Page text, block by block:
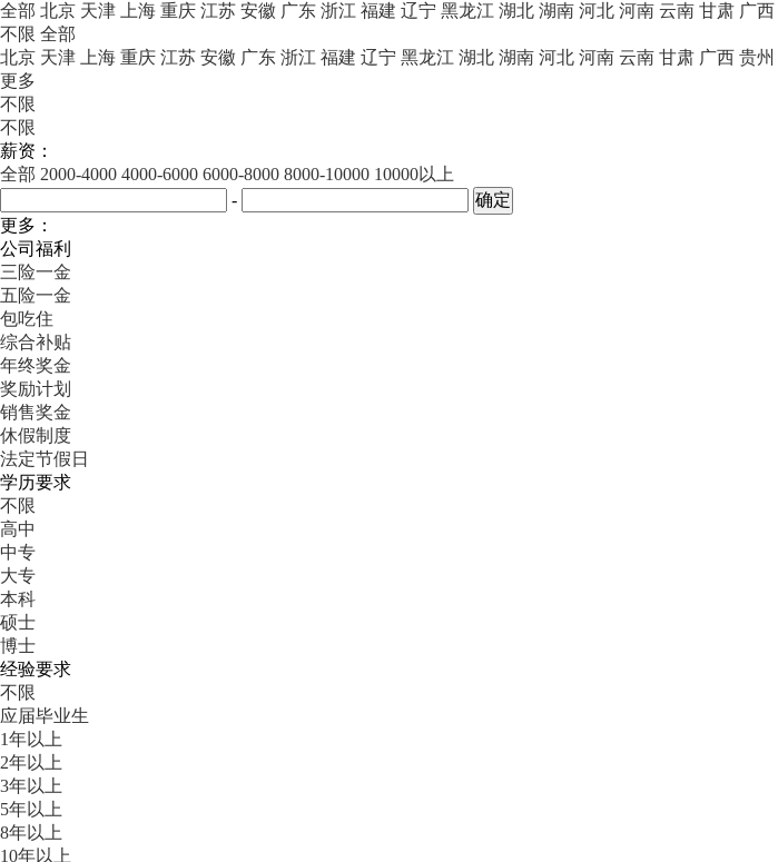
全部 北京 天津 上海 重庆 江苏 安徽 广东 浙江 福建 辽宁 黑龙江 湖北 湖南 河北 河南 云南 甘肃 广西
不限 全部
北京 天津 上海 重庆 江苏 安徽 广东 浙江 福建 辽宁 黑龙江 湖北 湖南 河北 河南 云南 甘肃 广西 贵州
更多
不限
不限
薪资：
全部 2000-4000 4000-6000 6000-8000 8000-10000 10000以上
-
更多：
公司福利
三险一金
五险一金
包吃住
综合补贴
年终奖金
奖励计划
销售奖金
休假制度
法定节假日
学历要求
不限
高中
中专
大专
本科
硕士
博士
经验要求
不限
应届毕业生
1年以上
2年以上
3年以上
5年以上
8年以上
10年以上